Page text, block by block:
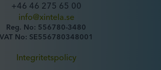
+46 46 275 65 00
info@xintela.se
Reg. No: 556780-3480
VAT No: SE556780348001
Integritetspolicy